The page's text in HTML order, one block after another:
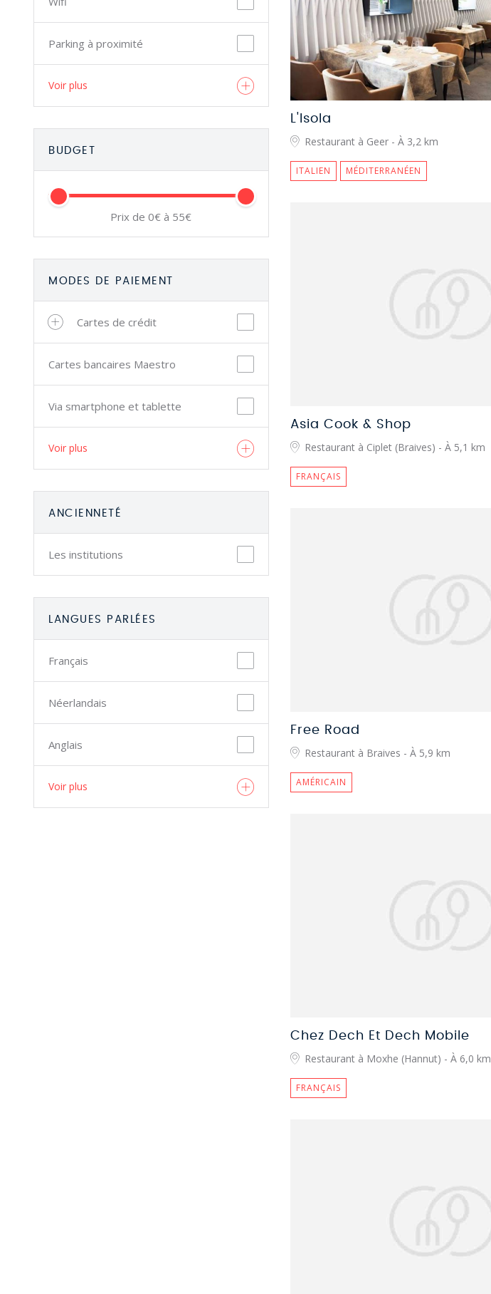
Parking à proximité
Voir plus
BUDGET
Prix de 0€ à 55€
MODES DE PAIEMENT
Cartes de crédit
Cartes bancaires Maestro
Via smartphone et tablette
Voir plus
ANCIENNETÉ
Les institutions
LANGUES PARLÉES
Français
Néerlandais
Anglais
Voir plus
L'Isola
Restaurant à Geer - À 3,2 km
ITALIEN MÉDITERRANÉEN
Asia Cook & Shop
Restaurant à Ciplet (Braives) - À 5,1 km
FRANÇAIS
Free Road
Restaurant à Braives - À 5,9 km
AMÉRICAIN
Chez Dech Et Dech Mobile
Restaurant à Moxhe (Hannut) - À 6,0 km
FRANÇAIS